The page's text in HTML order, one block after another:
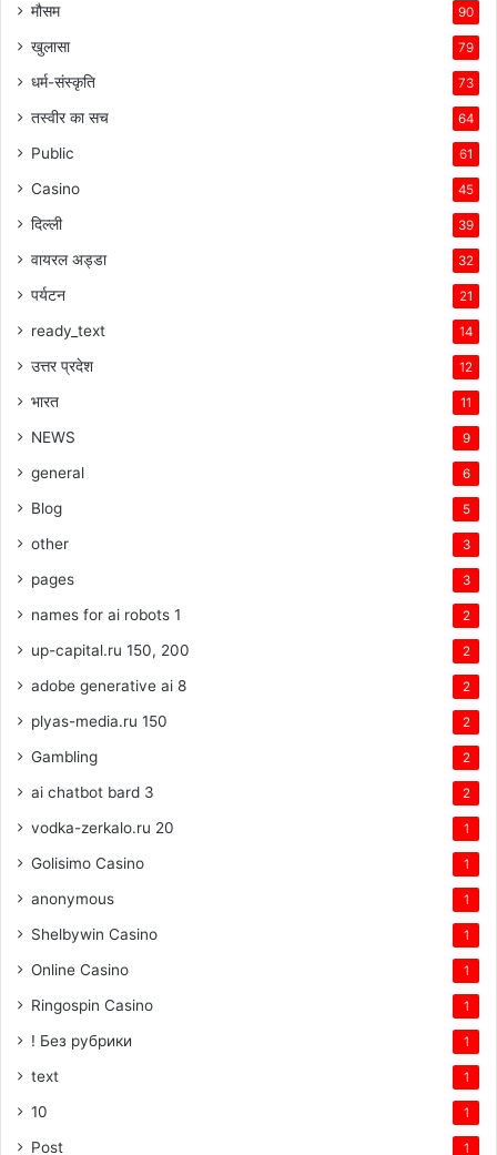
मौसम 90
खुलासा 79
धर्म-संस्कृति 73
तस्वीर का सच 64
Public 61
Casino 45
दिल्ली 39
वायरल अड्डा 32
पर्यटन 21
ready_text 14
उत्तर प्रदेश 12
भारत 11
NEWS 9
general 6
Blog 5
other 3
pages 3
names for ai robots 1 2
up-capital.ru 150, 200 2
adobe generative ai 8 2
plyas-media.ru 150 2
Gambling 2
ai chatbot bard 3 2
vodka-zerkalo.ru 20 1
Golisimo Casino 1
anonymous 1
Shelbywin Casino 1
Online Casino 1
Ringospin Casino 1
! Без рубрики 1
text 1
10 1
Post 1